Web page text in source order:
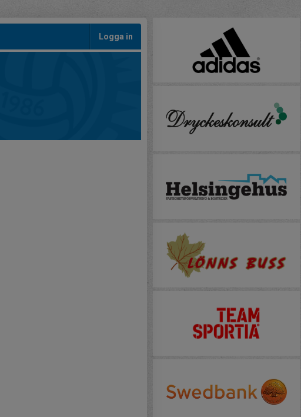
Logga in